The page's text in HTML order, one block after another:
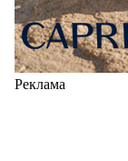
Реклама